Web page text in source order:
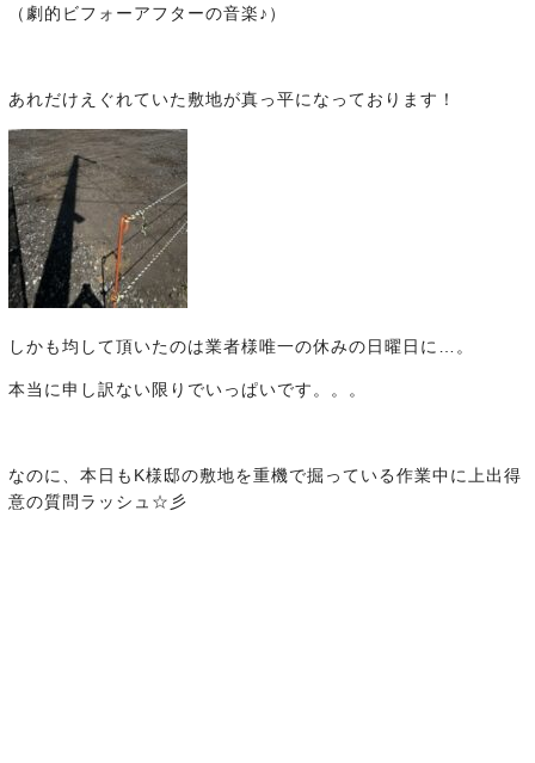
（劇的ビフォーアフターの音楽♪）
あれだけえぐれていた敷地が真っ平になっております！
しかも均して頂いたのは業者様唯一の休みの日曜日に…。
本当に申し訳ない限りでいっぱいです。。。
なのに、本日もK様邸の敷地を重機で掘っている作業中に上出得
意の質問ラッシュ☆彡